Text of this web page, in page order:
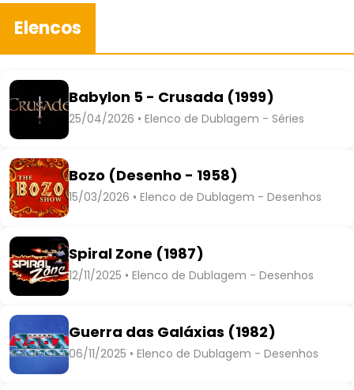
Elencos
Babylon 5 - Crusada (1999)
25/04/2026 • Elenco de Dublagem - Séries
Bozo (Desenho - 1958)
15/03/2026 • Elenco de Dublagem - Desenhos
Spiral Zone (1987)
12/11/2025 • Elenco de Dublagem - Desenhos
Guerra das Galáxias (1982)
06/11/2025 • Elenco de Dublagem - Desenhos